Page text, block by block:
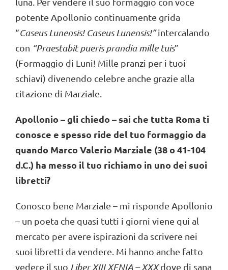
potente Apollonio continuamente grida
“Caseus Lunensis! Caseus Lunensis!”intercalando
con “Praestabit pueris prandia mille tuis”
(Formaggio di Luni! Mille pranzi per i tuoi
schiavi) divenendo celebre anche grazie alla
citazione di Marziale.
Apollonio – gli chiedo – sai che tutta Roma ti
conosce e spesso ride del tuo formaggio da
quando Marco Valerio Marziale (38 o 41-104
d.C.) ha messo il tuo richiamo in uno dei suoi
libretti?
Conosco bene Marziale – mi risponde Apollonio
– un poeta che quasi tutti i giorni viene qui al
mercato per avere ispirazioni da scrivere nei
suoi libretti da vendere. Mi hanno anche fatto
vedere il suo Liber XIII XENIA – XXXdove di sana